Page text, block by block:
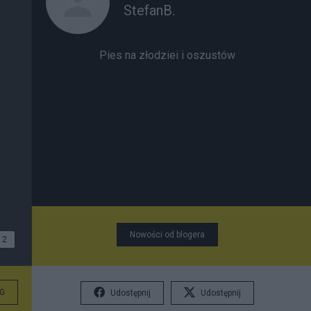
2
StefanB.
Pies na złodziei i oszustów
Nowości od blogera
Udostępnij Udostępnij